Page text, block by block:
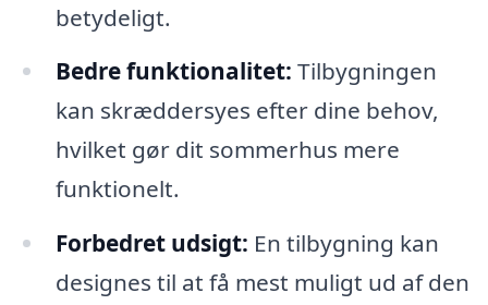
betydeligt.
Bedre funktionalitet: Tilbygningen
kan skræddersyes efter dine behov,
hvilket gør dit sommerhus mere
funktionelt.
Forbedret udsigt: En tilbygning kan
designes til at få mest muligt ud af den